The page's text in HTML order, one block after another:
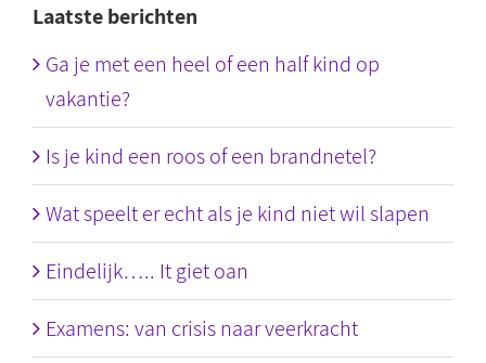
Laatste berichten
Ga je met een heel of een half kind op
vakantie?
Is je kind een roos of een brandnetel?
Wat speelt er echt als je kind niet wil slapen
Eindelijk….. It giet oan
Examens: van crisis naar veerkracht